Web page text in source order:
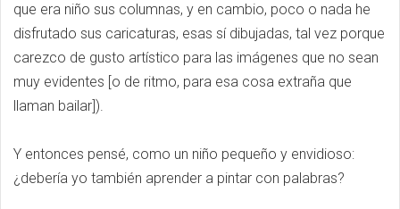
que era niño sus columnas, y en cambio, poco o nada he
disfrutado sus caricaturas, esas sí dibujadas, tal vez porque
carezco de gusto artístico para las imágenes que no sean
muy evidentes [o de ritmo, para esa cosa extraña que
llaman bailar]).
Y entonces pensé, como un niño pequeño y envidioso:
¿debería yo también aprender a pintar con palabras?